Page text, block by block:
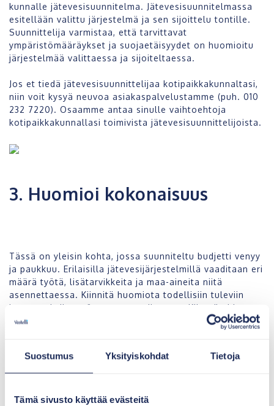
Suostumus Yksityiskohdat Tietoja
Tämä sivusto käyttää evästeitä
kunnalle jätevesisuunnitelma. Jätevesisuunnitelmassa
esitellään valittu järjestelmä ja sen sijoittelu tontille.
Suunnittelija varmistaa, että tarvittavat
ympäristömääräykset ja suojaetäisyydet on huomioitu
järjestelmää valittaessa ja sijoiteltaessa.
Jos et tiedä jätevesisuunnittelijaa kotipaikkakunnaltasi,
niin voit kysyä neuvoa asiakaspalvelustamme (puh. 010
232 7220). Osaamme antaa sinulle vaihtoehtoja
kotipaikkakunnallasi toimivista jätevesisuunnittelijoista.
3. Huomioi kokonaisuus
Tässä on yleisin kohta, jossa suunniteltu budjetti venyy
ja paukkuu. Erilaisilla jätevesijärjestelmillä vaaditaan eri
määrä työtä, lisätarvikkeita ja maa-aineita niitä
asennettaessa. Kiinnitä huomiota todellisiin tuleviin
kustannuksiin myös asennusvaiheessa. Kiinteän hinnan
saat tietenkin pyytämällä urakkatarjouksen
Asiakaspalvelustamme (puh. 010 232 7220) saat tietoa
kotikuntasi jälleenmyyjistä. Useat jälleenmyyjistä voivat